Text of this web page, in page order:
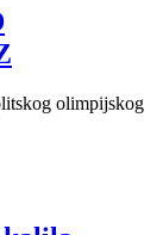
olimpijskog